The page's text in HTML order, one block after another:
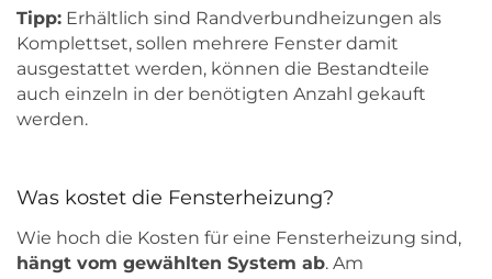
Tipp: Erhältlich sind Randverbundheizungen als
Komplettset, sollen mehrere Fenster damit
ausgestattet werden, können die Bestandteile
auch einzeln in der benötigten Anzahl gekauft
werden.
Was kostet die Fensterheizung?
Wie hoch die Kosten für eine Fensterheizung sind,
hängt vom gewählten System ab. Am